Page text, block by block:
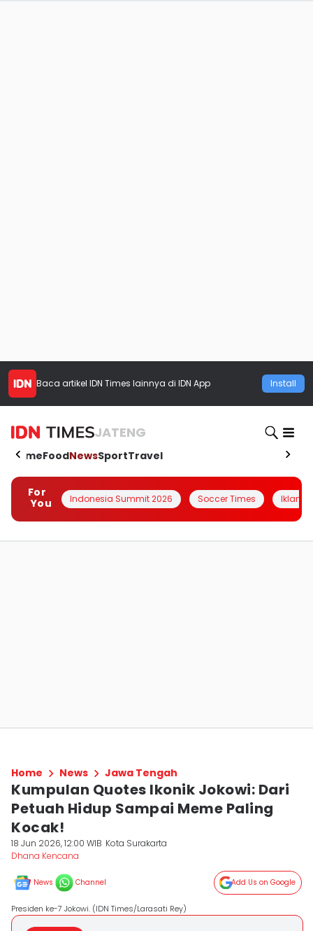
Baca artikel IDN Times lainnya di IDN App Install
JATENG
HomeFoodNewsSportTravel
For
You
Indonesia Summit 2026 Soccer Times Iklanin
Home News Jawa Tengah
Kumpulan Quotes Ikonik Jokowi: Dari
Petuah Hidup Sampai Meme Paling
Kocak!
18 Jun 2026, 12:00 WIB Kota Surakarta
Dhana Kencana
News Channel Add Us on Google
Presiden ke-7 Jokowi. (IDN Times/Larasati Rey)